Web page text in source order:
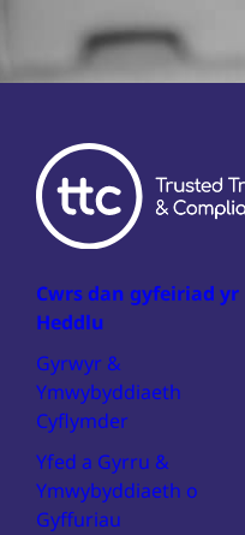
Cwrs dan gyfeiriad yr
Heddlu
Gyrwyr &
Ymwybyddiaeth
Cyflymder
Yfed a Gyrru &
Ymwybyddiaeth o
Gyffuriau